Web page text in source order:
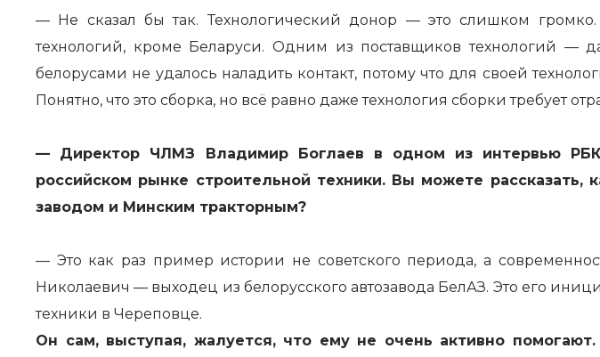
— Не сказал бы так. Технологический донор — это слишком
технологий, кроме Беларуси. Одним из поставщиков технологий —
белорусами не удалось наладить контакт, потому что для своей
Понятно, что это сборка, но всё равно даже технология сборки требует
— Директор ЧЛМЗ Владимир Боглаев в одном из интервью
российском рынке строительной техники. Вы можете
заводом и Минским тракторным?
— Это как раз пример истории не советского периода, а
Николаевич — выходец из белорусского автозавода БелАЗ. Это его
техники в Череповце.
Он сам, выступая, жалуется, что ему не очень активно